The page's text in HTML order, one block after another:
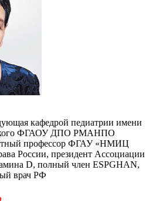
кафедрой педиатрии имени
ФГАОУ ДПО РМАНПО
профессор ФГАУ «НМИЦ
России, президент Ассоциации
D, полный член ESPGHAN,
врач РФ